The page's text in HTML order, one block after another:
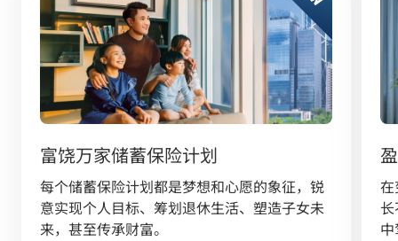
富饶万家储蓄保险计划
每个储蓄保险计划都是梦想和心愿的象征，锐
意实现个人目标、筹划退休生活、塑造子女未
来，甚至传承财富。